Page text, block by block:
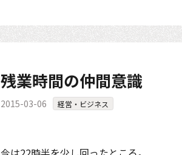
残業時間の仲間意識
2015-03-06 経営・ビジネス